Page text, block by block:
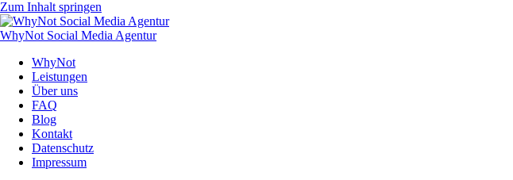
Zum Inhalt springen
WhyNot Social Media Agentur
WhyNot
Leistungen
Über uns
FAQ
Blog
Kontakt
Datenschutz
Impressum